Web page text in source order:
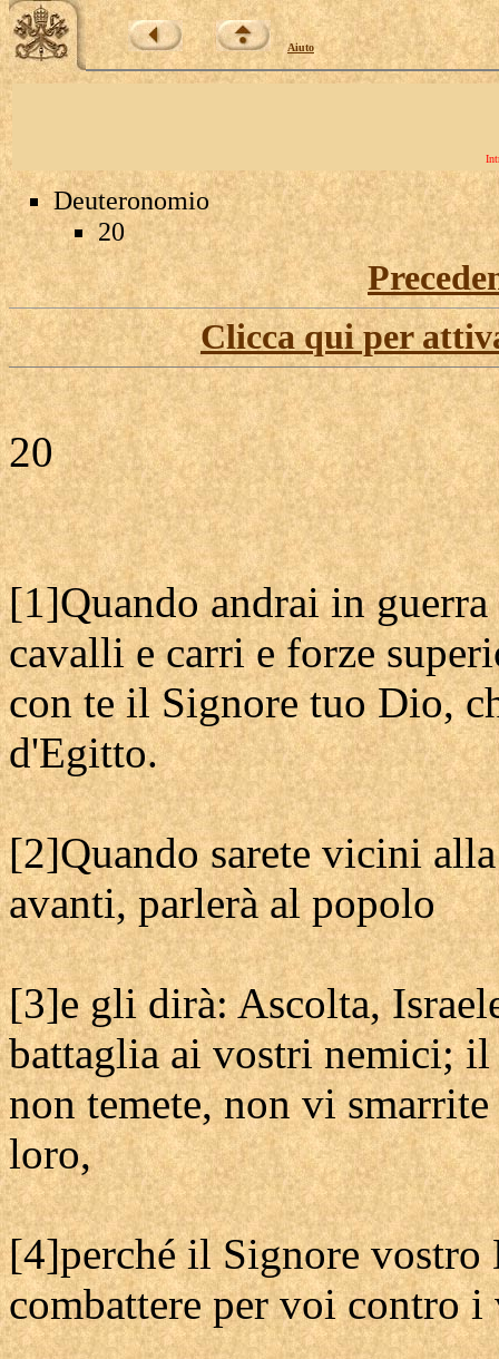
Aiuto
Deuteronomio
20
Clicca qui per
20
[1]Quando andrai in
cavalli e carri e forze
con te il Signore tuo Dio,
d'Egitto.
[2]Quando sarete vicini
avanti, parlerà al popolo
[3]e gli dirà: Ascolta,
battaglia ai vostri nemici; il
non temete, non vi
loro,
[4]perché il Signore
combattere per voi contro